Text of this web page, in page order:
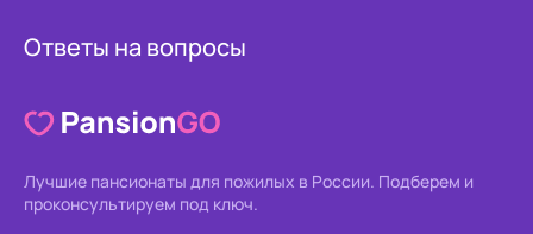
Ответы на вопросы
Лучшие пансионаты для пожилых в России. Подберем и
проконсультируем под ключ.